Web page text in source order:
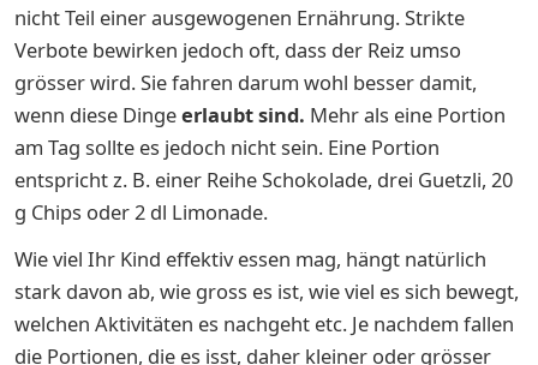
nicht Teil einer ausgewogenen Ernährung. Strikte
Verbote bewirken jedoch oft, dass der Reiz umso
grösser wird. Sie fahren darum wohl besser damit,
wenn diese Dingeerlaubt sind. Mehr als eine Portion
am Tag sollte es jedoch nicht sein. Eine Portion
entspricht z. B. einer Reihe Schokolade, drei Guetzli, 20
g Chips oder 2 dl Limonade.
Wie viel Ihr Kind effektiv essen mag, hängt natürlich
stark davon ab, wie gross es ist, wie viel es sich bewegt,
welchen Aktivitäten es nachgeht etc. Je nachdem fallen
die Portionen, die es isst, daher kleiner oder grösser